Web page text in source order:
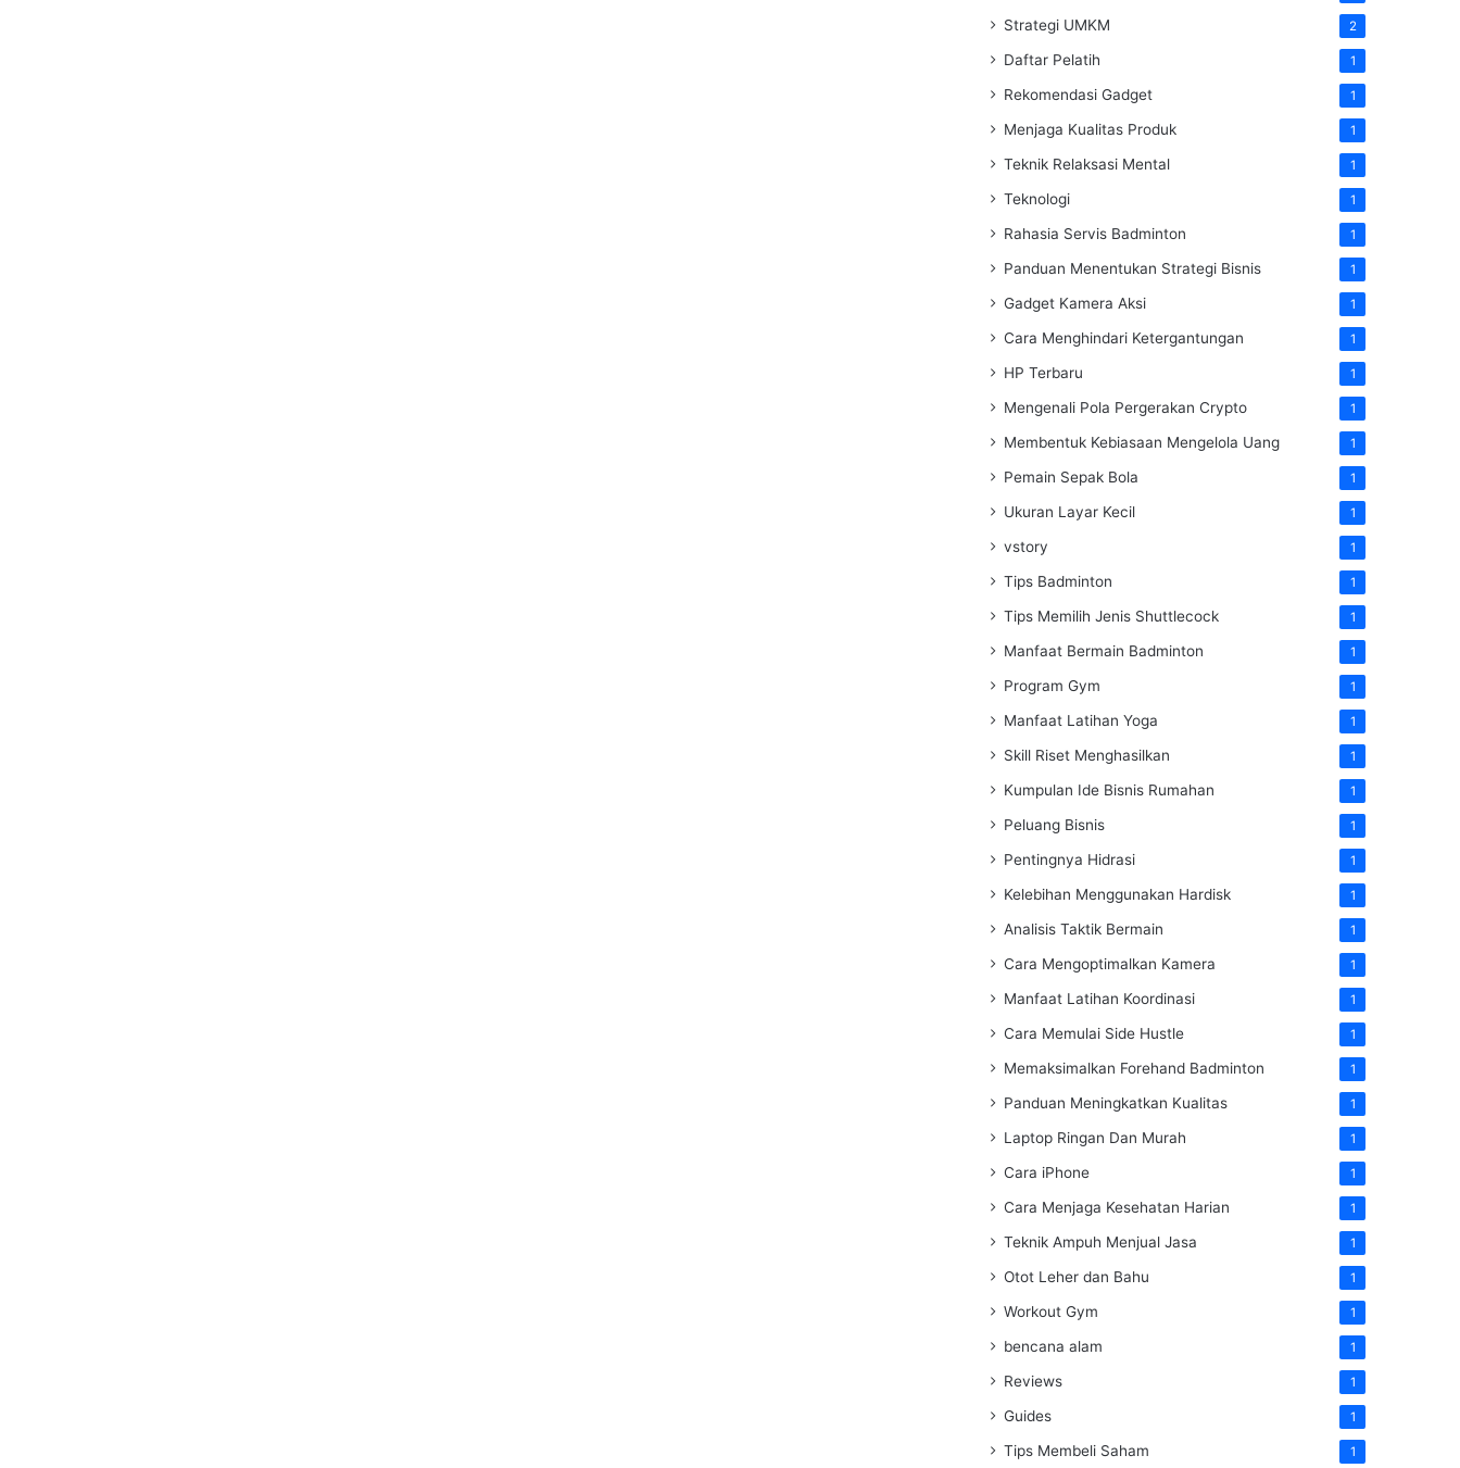
Strategi UMKM 2
Daftar Pelatih 1
Rekomendasi Gadget 1
Menjaga Kualitas Produk 1
Teknik Relaksasi Mental 1
Teknologi 1
Rahasia Servis Badminton 1
Panduan Menentukan Strategi Bisnis 1
Gadget Kamera Aksi 1
Cara Menghindari Ketergantungan 1
HP Terbaru 1
Mengenali Pola Pergerakan Crypto 1
Membentuk Kebiasaan Mengelola Uang 1
Pemain Sepak Bola 1
Ukuran Layar Kecil 1
vstory 1
Tips Badminton 1
Tips Memilih Jenis Shuttlecock 1
Manfaat Bermain Badminton 1
Program Gym 1
Manfaat Latihan Yoga 1
Skill Riset Menghasilkan 1
Kumpulan Ide Bisnis Rumahan 1
Peluang Bisnis 1
Pentingnya Hidrasi 1
Kelebihan Menggunakan Hardisk 1
Analisis Taktik Bermain 1
Cara Mengoptimalkan Kamera 1
Manfaat Latihan Koordinasi 1
Cara Memulai Side Hustle 1
Memaksimalkan Forehand Badminton 1
Panduan Meningkatkan Kualitas 1
Laptop Ringan Dan Murah 1
Cara iPhone 1
Cara Menjaga Kesehatan Harian 1
Teknik Ampuh Menjual Jasa 1
Otot Leher dan Bahu 1
Workout Gym 1
bencana alam 1
Reviews 1
Guides 1
Tips Membeli Saham 1